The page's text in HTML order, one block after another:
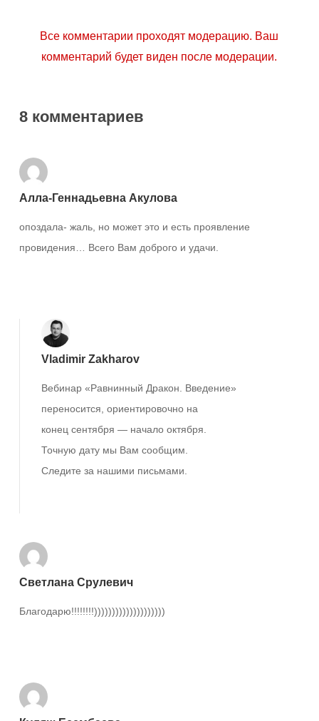
Все комментарии проходят модерацию. Ваш
комментарий будет виден после модерации.
8 комментариев
Алла-Геннадьевна Акулова
опоздала- жаль, но может это и есть проявление
провидения… Всего Вам доброго и удачи.
Vladimir Zakharov
Вебинар «Равнинный Дракон. Введение»
переносится, ориентировочно на
конец сентября — начало октября.
Точную дату мы Вам сообщим.
Следите за нашими письмами.
Светлана Срулевич
Благодарю!!!!!!!!))))))))))))))))))))